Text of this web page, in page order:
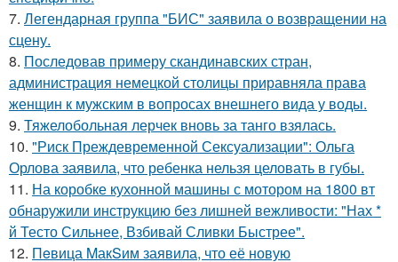
7. Легендарная группа "БИС" заявила о возвращении на
сцену.
8. Последовав примеру скандинавских стран,
администрация немецкой столицы приравняла права
женщин к мужским в вопросах внешнего вида у воды.
9. Тяжелобольная лерчек вновь за танго взялась.
10. "Риск Преждевременной Сексуализации": Ольга
Орлова заявила, что ребенка нельзя целовать в губы.
11. На коробке кухонной машины с мотором на 1800 вт
обнаружили инструкцию без лишней вежливости: "Нах *
й Тесто Сильнее, Взбивай Сливки Быстрее".
12. Пeвица MакSим заявила, что её новую